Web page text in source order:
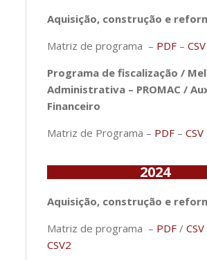
Aquisição, construção e
Matriz de programa – PDF –CSV
Programa de fiscalização /
Administrativa – PROMAC /
Financeiro
Matriz de Programa – PDF –CSV
2024
Aquisição, construção e
Matriz de programa – PDF /CSV
CSV2